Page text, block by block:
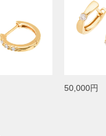
50,000円